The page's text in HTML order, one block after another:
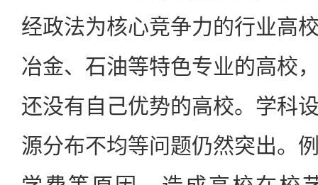
经政法为核心竞争力的行业高
冶金、石油等特色专业的高校
还没有自己优势的高校。学科
源分布不均等问题仍然突出。